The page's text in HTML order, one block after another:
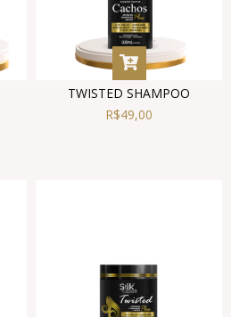
TWISTED SHAMPOO
R$49,00